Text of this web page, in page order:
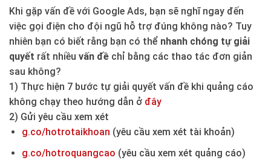
Khi gặp vấn đề với Google Ads, bạn sẽ nghĩ ngay đến
việc gọi điện cho đội ngũ hỗ trợ đúng không nào? Tuy
nhiên bạn có biết rằng bạn có thể nhanh chóng tự giải
quyết rất nhiều vấn đề chỉ bằng các thao tác đơn giản
sau không?
1) Thực hiện 7 bước tự giải quyết vấn đề khi quảng cáo
không chạy theo hướng dẫn ở đây
2) Gửi yêu cầu xem xét
g.co/hotrotaikhoan (yêu cầu xem xét tài khoản)
g.co/hotroquangcao (yêu cầu xem xét quảng cáo)